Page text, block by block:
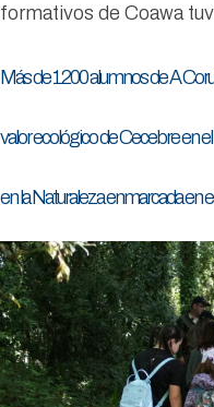
formativos de Coawa
Más de 1200 alumnos de A
valor ecológico de Cecebre en
en la Naturaleza enmarcada en